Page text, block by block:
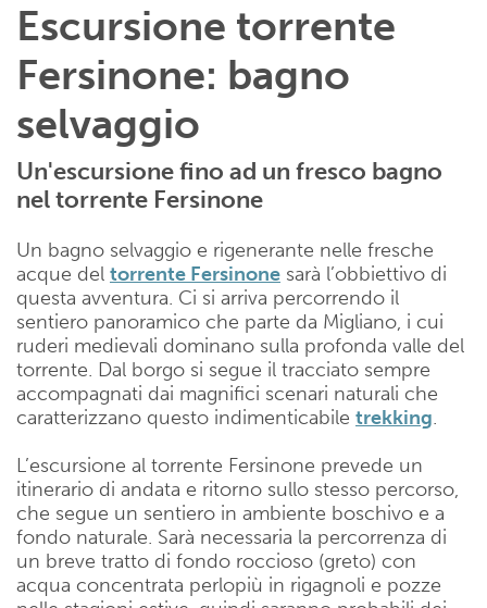
Escursione torrente
Fersinone: bagno
selvaggio
Un'escursione fino ad un fresco bagno
nel torrente Fersinone
Un bagno selvaggio e rigenerante nelle fresche
acque del torrente Fersinone sarà l’obbiettivo di
questa avventura. Ci si arriva percorrendo il
sentiero panoramico che parte da Migliano, i cui
ruderi medievali dominano sulla profonda valle del
torrente. Dal borgo si segue il tracciato sempre
accompagnati dai magnifici scenari naturali che
caratterizzano questo indimenticabile trekking.
L’escursione al torrente Fersinone prevede un
itinerario di andata e ritorno sullo stesso percorso,
che segue un sentiero in ambiente boschivo e a
fondo naturale. Sarà necessaria la percorrenza di
un breve tratto di fondo roccioso (greto) con
acqua concentrata perlopiù in rigagnoli e pozze